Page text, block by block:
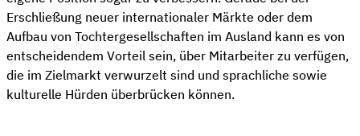
Erschließung neuer internationaler Märkte oder dem
Aufbau von Tochtergesellschaften im Ausland kann es von
entscheidendem Vorteil sein, über Mitarbeiter zu verfügen,
die im Zielmarkt verwurzelt sind und sprachliche sowie
kulturelle Hürden überbrücken können.